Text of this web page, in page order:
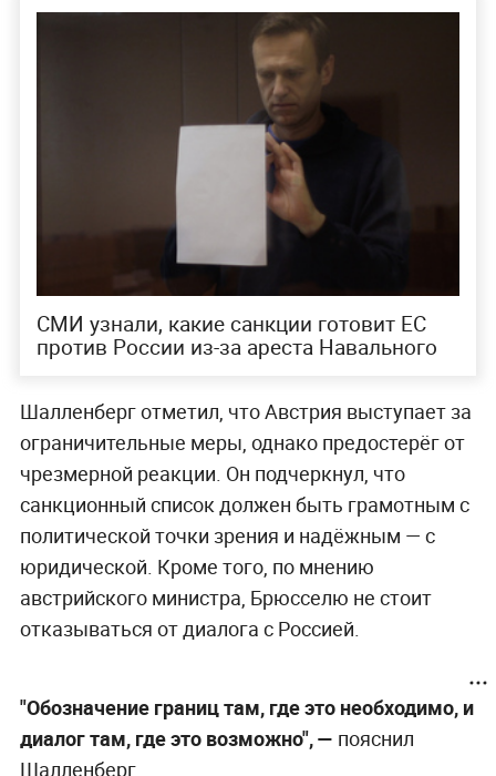
СМИ узнали, какие санкции готовит ЕС
против России из-за ареста Навального
Шалленберг отметил, что Австрия выступает за
ограничительные меры, однако предостерёг от
чрезмерной реакции. Он подчеркнул, что
санкционный список должен быть грамотным с
политической точки зрения и надёжным — с
юридической. Кроме того, по мнению
австрийского министра, Брюсселю не стоит
отказываться от диалога с Россией.
"Обозначение границ там, где это необходимо, и
диалог там, где это возможно", — пояснил
Шалленберг.